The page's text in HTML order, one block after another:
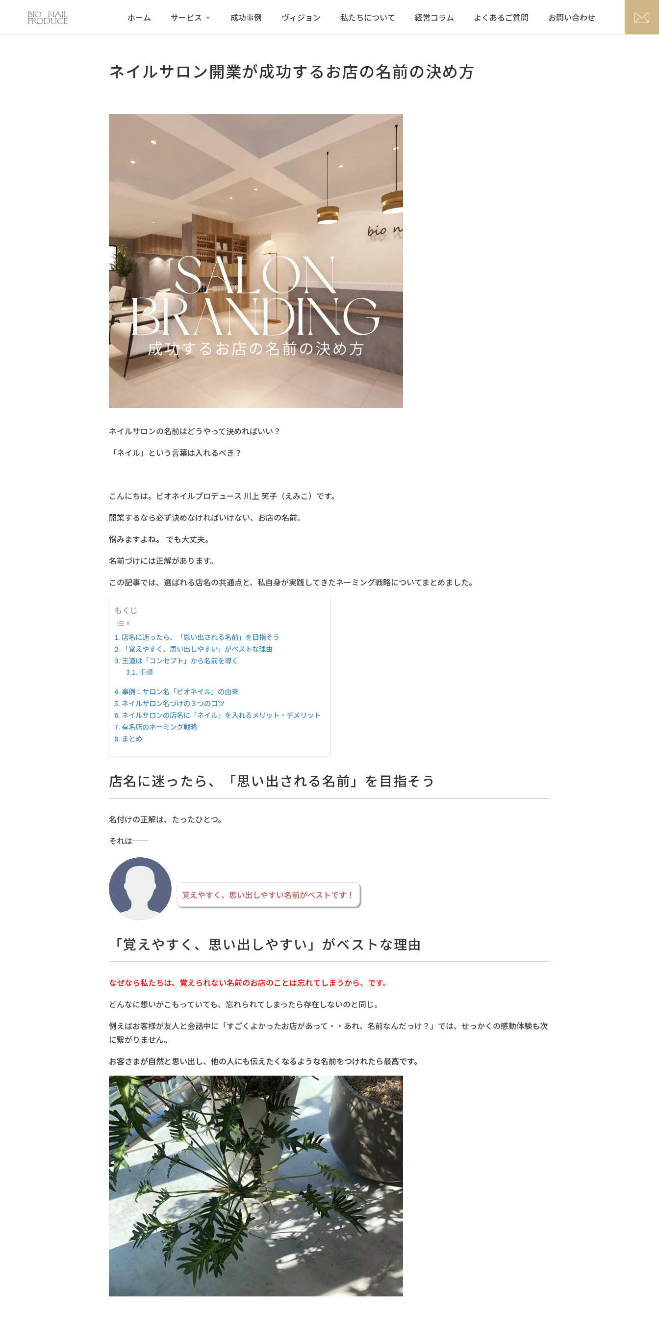
ホーム サービス 成功事例 ヴィジョン 私たちについて 経営コラム よくあるご質問 お問い合わせ
ネイルサロン開業が成功するお店の名前の決め方
ネイルサロンの名前はどうやって決めればいい？
「ネイル」という言葉は入れるべき？
こんにちは。ビオネイルプロデュース 川上 笑子（えみこ）です。
開業するなら必ず決めなければいけない、お店の名前。
悩みますよね。 でも大丈夫。
名前づけには正解があります。
この記事では、選ばれる店名の共通点と、私自身が実践してきたネーミング戦略についてまとめました。
もくじ
店名に迷ったら、「思い出される名前」を目指そう
「覚えやすく、思い出しやすい」がベストな理由
王道は「コンセプト」から名前を導く
手順
事例：サロン名「ビオネイル」の由来
ネイルサロン名づけの３つのコツ
ネイルサロンの店名に「ネイル」を入れるメリット・デメリット
有名店のネーミング戦略
まとめ
店名に迷ったら、「思い出される名前」を目指そう
名付けの正解は、たったひとつ。
それは──
覚えやすく、思い出しやすい名前がベストです！
「覚えやすく、思い出しやすい」がベストな理由
なぜなら私たちは、覚えられない名前のお店のことは忘れてしまうから、です。
どんなに想いがこもっていても、忘れられてしまったら存在しないのと同じ。
例えばお客様が友人と会話中に「すごくよかったお店があって・・あれ、名前なんだっけ？」では、せっかくの感動体験も次
に繋がりません。
お客さまが自然と思い出し、他の人にも伝えたくなるような名前をつけれたら最高です。